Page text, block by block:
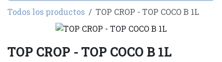
Todos los productos TOP CROP - TOP COCO B 1L
TOP CROP - TOP COCO B 1L